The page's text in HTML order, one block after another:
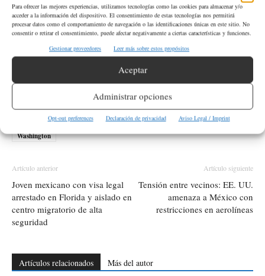
Para ofrecer las mejores experiencias, utilizamos tecnologías como las cookies para almacenar y/o
acceder a la información del dispositivo. El consentimiento de estas tecnologías nos permitirá
procesar datos como el comportamiento de navegación o las identificaciones únicas en este sitio. No
consentir o retirar el consentimiento, puede afectar negativamente a ciertas características y funciones.
Gestionar proveedores
Leer más sobre estos propósitos
Aceptar
Administrar opciones
Opt-out preferences Declaración de privacidad Aviso Legal / Imprint
entre otras en el área metropolitana de Seattle, sufrieron retrasos
en la recolección.
Si ves algún error de cualquier tipo en esta información
puedes escribirnos al email:
info@latinoherald.com
ETIQUETAS Basura Huelga reciclaje
Republic Services
Washington
Artículo anterior
Joven mexicano con visa legal
arrestado en Florida y aislado en
centro migratorio de alta
seguridad
Artículo siguiente
Tensión entre vecinos: EE. UU.
amenaza a México con
restricciones en aerolíneas
Artículos relacionados Más del autor